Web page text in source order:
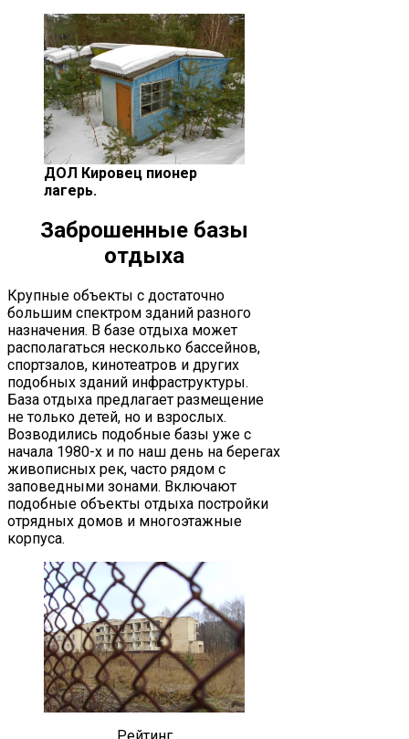
ДОЛ Кировец пионер
лагерь.
Заброшенные базы
отдыха
Крупные объекты с достаточно
большим спектром зданий разного
назначения. В базе отдыха может
располагаться несколько бассейнов,
спортзалов, кинотеатров и других
подобных зданий инфраструктуры.
База отдыха предлагает размещение
не только детей, но и взрослых.
Возводились подобные базы уже с
начала 1980-х и по наш день на берегах
живописных рек, часто рядом с
заповедными зонами. Включают
подобные объекты отдыха постройки
отрядных домов и многоэтажные
корпуса.
Рейтинг